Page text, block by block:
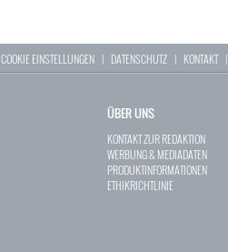
COOKIE EINSTELLUNGEN | DATENSCHUTZ | KONTAKT|
ÜBER UNS
KONTAKT ZUR REDAKTION
WERBUNG & MEDIADATEN
PRODUKTINFORMATIONEN
ETHIKRICHTLINIE